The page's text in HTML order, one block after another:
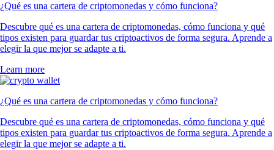
¿Qué es una cartera de criptomonedas y cómo funciona?
Descubre qué es una cartera de criptomonedas, cómo funciona y qué
tipos existen para guardar tus criptoactivos de forma segura. Aprende a
elegir la que mejor se adapte a ti.
Learn more
¿Qué es una cartera de criptomonedas y cómo funciona?
Descubre qué es una cartera de criptomonedas, cómo funciona y qué
tipos existen para guardar tus criptoactivos de forma segura. Aprende a
elegir la que mejor se adapte a ti.